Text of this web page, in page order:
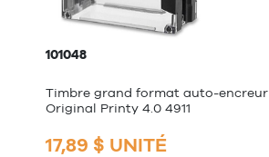
101048
Timbre grand format auto-encreur
Original Printy 4.0 4911
17,89 $ UNITÉ